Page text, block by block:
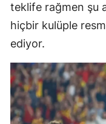
teklife rağmen şu
hiçbir kulüple
ediyor.